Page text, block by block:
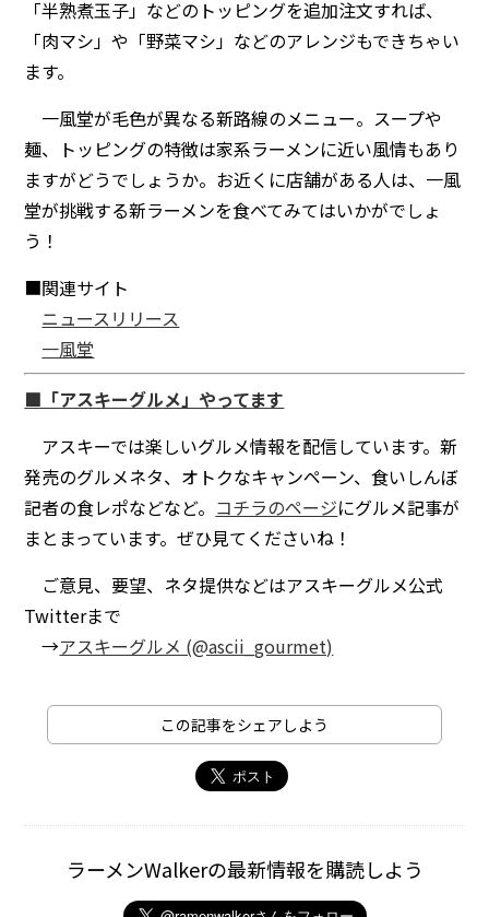
「半熟煮玉子」などのトッピングを追加注文すれば、
「肉マシ」や「野菜マシ」などのアレンジもできちゃい
ます。
一風堂が毛色が異なる新路線のメニュー。スープや
麺、トッピングの特徴は家系ラーメンに近い風情もあり
ますがどうでしょうか。お近くに店舗がある人は、一風
堂が挑戦する新ラーメンを食べてみてはいかがでしょ
う！
■関連サイト
ニュースリリース
一風堂
■「アスキーグルメ」やってます
アスキーでは楽しいグルメ情報を配信しています。新
発売のグルメネタ、オトクなキャンペーン、食いしんぼ
記者の食レポなどなど。 コチラのページにグルメ記事が
まとまっています。ぜひ見てくださいね！
ご意見、要望、ネタ提供などはアスキーグルメ公式
Twitterまで
→アスキーグルメ (@ascii_gourmet)
この記事をシェアしよう
ラーメンWalkerの最新情報を購読しよう